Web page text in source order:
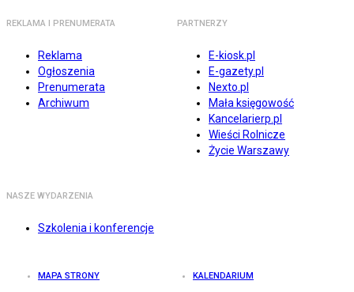
REKLAMA I PRENUMERATA
Reklama
Ogłoszenia
Prenumerata
Archiwum
PARTNERZY
E-kiosk.pl
E-gazety.pl
Nexto.pl
Mała księgowość
Kancelarierp.pl
Wieści Rolnicze
Życie Warszawy
NASZE WYDARZENIA
Szkolenia i konferencje
MAPA STRONY KALENDARIUM